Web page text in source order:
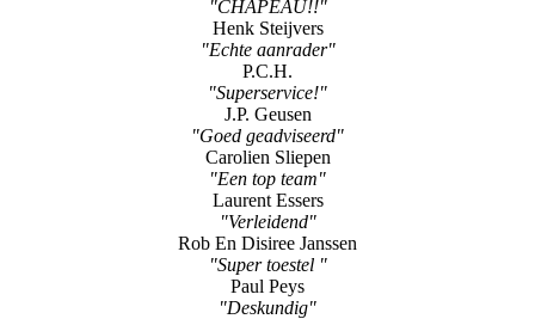
Kevin
"Zeer goeg geholpen"
Mieke Avezaath
"CHAPEAU!!"
Henk Steijvers
"Echte aanrader"
P.C.H.
"Superservice!"
J.P. Geusen
"Goed geadviseerd"
Carolien Sliepen
"Een top team"
Laurent Essers
"Verleidend"